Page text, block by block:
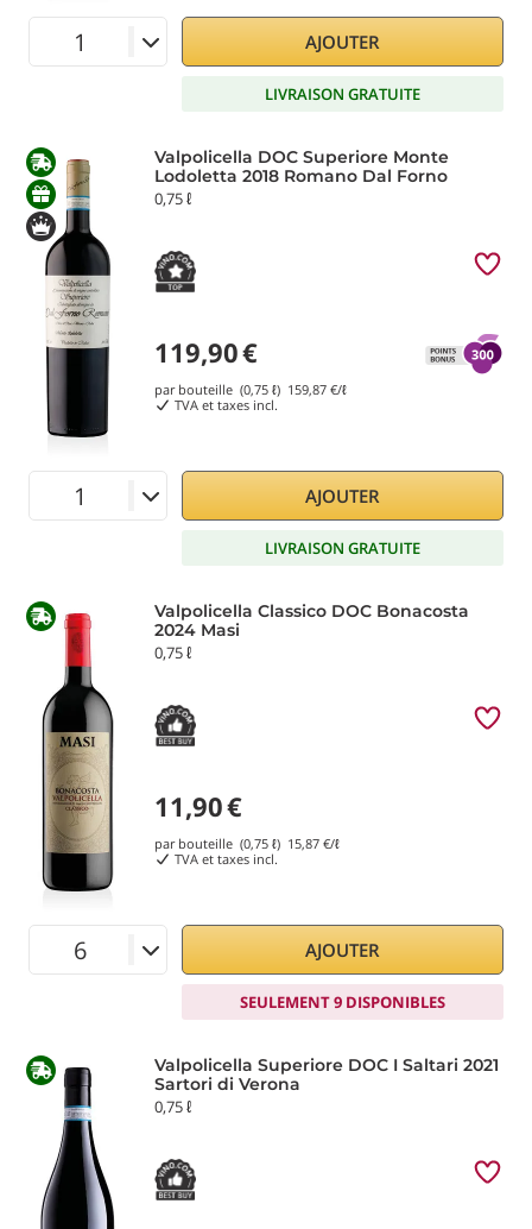
AJOUTER
LIVRAISON GRATUITE
Valpolicella DOC Superiore Monte
Lodoletta 2018 Romano Dal Forno
0,75 ℓ
119,90€
par bouteille (0,75 ℓ) 159,87 €/ℓ
TVA et taxes incl.
AJOUTER
LIVRAISON GRATUITE
Valpolicella Classico DOC Bonacosta
2024 Masi
0,75 ℓ
11,90€
par bouteille (0,75 ℓ) 15,87 €/ℓ
TVA et taxes incl.
AJOUTER
SEULEMENT 9 DISPONIBLES
Valpolicella Superiore DOC I Saltari 2021
Sartori di Verona
0,75 ℓ